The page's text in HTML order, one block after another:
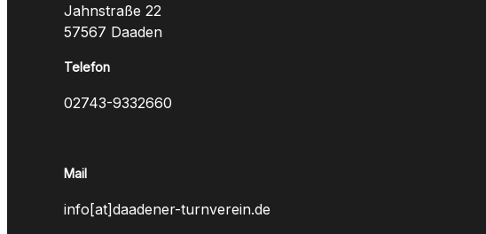
Jahnstraße 22
57567 Daaden
Telefon
02743-9332660
Mail
info[at]daadener-turnverein.de